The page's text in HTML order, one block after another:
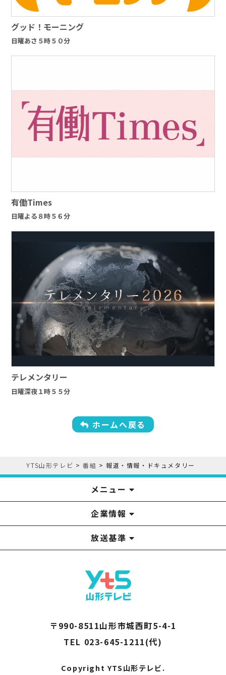
グッド！モーニング
日曜あさ５時５０分
有働Times
日曜よる８時５６分
テレメンタリー
日曜深夜１時５５分
ホームへ戻る
YTS山形テレビ >番組 >報道・情報・ドキュメタリー
メニュー
YTSニュース
番組
アナウンサー
プレゼント
イベント
みるるん星人
YTS見学ツアー
番組表
お問い合わせ
企業情報
企業情報
役員構成
YTS山形テレビ SDGs 宣言
採用情報
山形テレビ人権方針
山形テレビ国民保護業務計画提出文
個人情報基本方針
情報セキュリティ基本方針
視聴データの取扱いについて
系列局一覧
中継局一覧
放送基準
〒990-8511山形市城西町5-4-1
TEL 023-645-1211(代)
Copyright YTS山形テレビ.